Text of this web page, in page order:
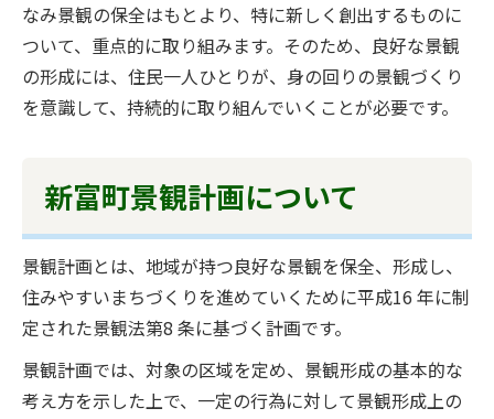
なみ景観の保全はもとより、特に新しく創出するものに
ついて、重点的に取り組みます。そのため、良好な景観
の形成には、住民一人ひとりが、身の回りの景観づくり
を意識して、持続的に取り組んでいくことが必要です。
新富町景観計画について
景観計画とは、地域が持つ良好な景観を保全、形成し、
住みやすいまちづくりを進めていくために平成16 年に制
定された景観法第8 条に基づく計画です。
景観計画では、対象の区域を定め、景観形成の基本的な
考え方を示した上で、一定の行為に対して景観形成上の